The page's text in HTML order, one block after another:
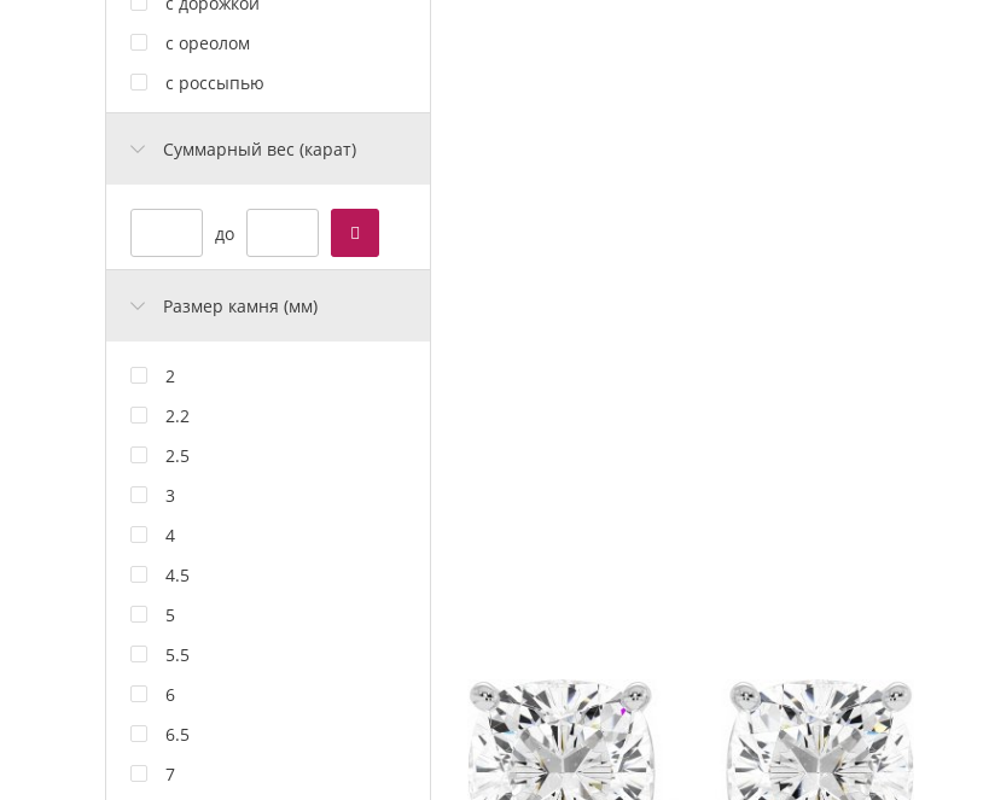
с ореолом
с россыпью
Cуммарный вес (карат)
до
Размер камня (мм)
2
2.2
2.5
3
4
4.5
5
5.5
6
6.5
7